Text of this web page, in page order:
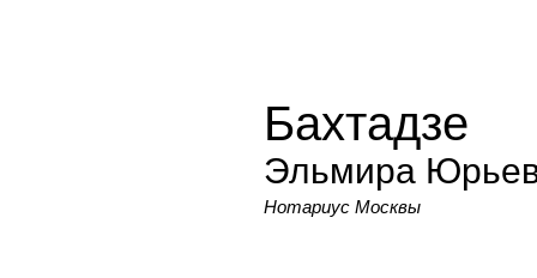
Бахтадзе
Эльмира
Нотариус Москвы